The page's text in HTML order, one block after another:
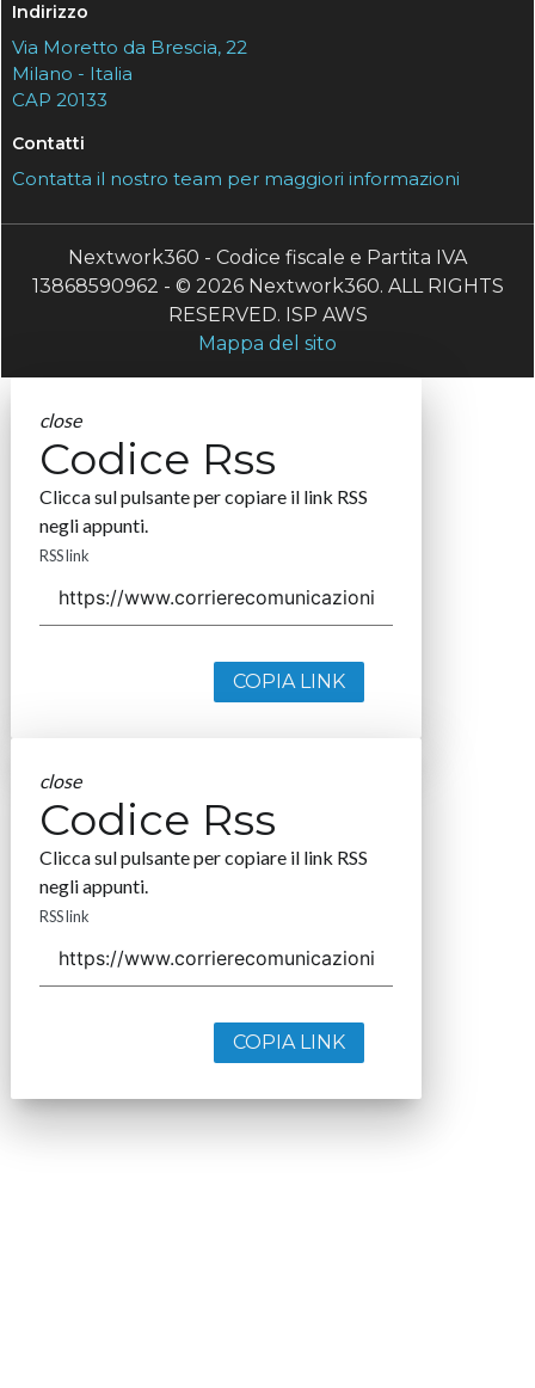
Indirizzo
Via Moretto da Brescia, 22
Milano - Italia
CAP 20133
Contatti
Contatta il nostro team per maggiori informazioni
Nextwork360 - Codice fiscale e Partita IVA
13868590962 - © 2026 Nextwork360. ALL RIGHTS
RESERVED. ISP AWS
Mappa del sito
close
Codice Rss
Clicca sul pulsante per copiare il link RSS
negli appunti.
RSS link
COPIA LINK
close
Codice Rss
Clicca sul pulsante per copiare il link RSS
negli appunti.
RSS link
COPIA LINK